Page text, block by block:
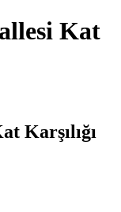
Kat
Karşılığı